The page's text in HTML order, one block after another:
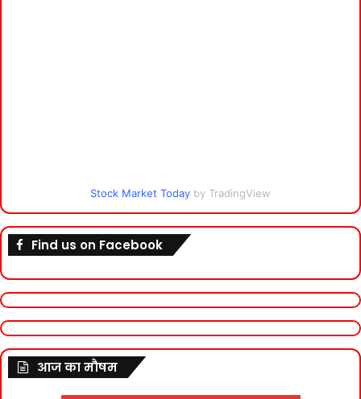
Stock Market Today by TradingView
Find us on Facebook
आज का मौषम